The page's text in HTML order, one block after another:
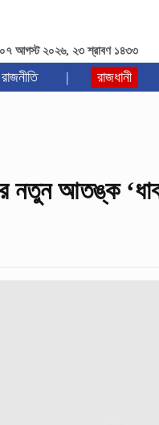
আগস্ট ২০২৬, ২৩ শ্রাবণ ১৪৩৩
রাজনীতি | রাজধানী
নতুন আতঙ্ক